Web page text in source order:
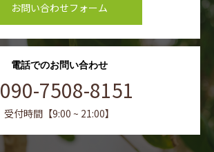
お問い合わせフォーム
電話でのお問い合わせ
090-7508-8151
受付時間【9:00 ~ 21:00】